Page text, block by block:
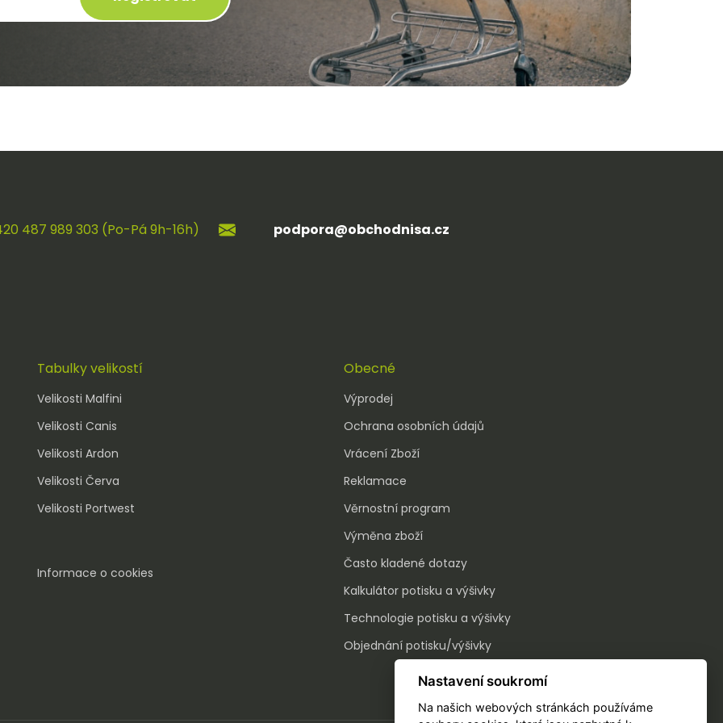
487 989 303 (Po-Pá 9h-16h) podpora@obchodnisa.cz
Tabulky velikostí
Velikosti Malfini
Velikosti Canis
Velikosti Ardon
Velikosti Červa
Velikosti Portwest
Informace o cookies
Obecné
Výprodej
Ochrana osobních údajů
Vrácení Zboží
Reklamace
Věrnostní program
Výměna zboží
Často kladené dotazy
Kalkulátor potisku a výšivky
Technologie potisku a výšivky
Objednání potisku/výšivky
Nastavení soukromí
Na našich webových stránkách používáme